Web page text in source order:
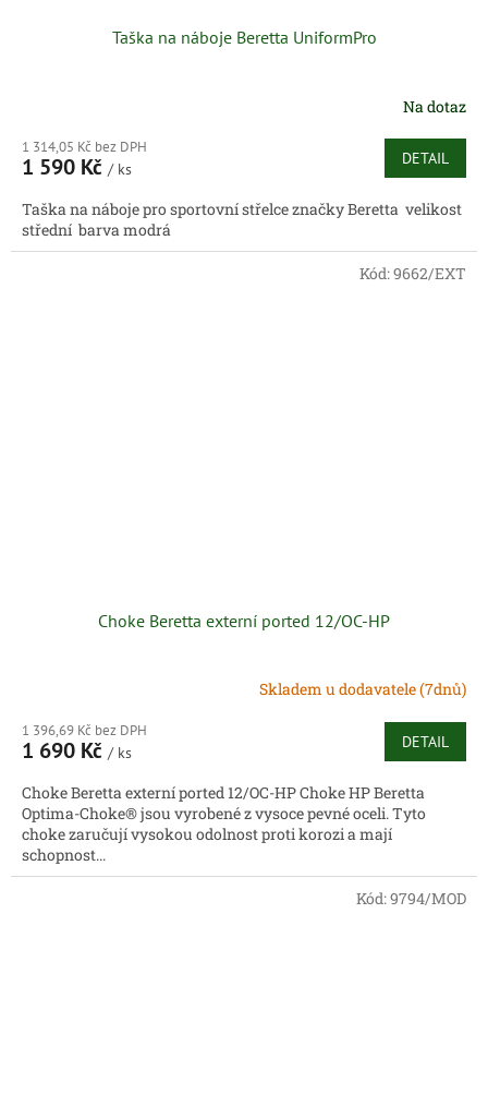
Taška na náboje Beretta UniformPro
Na dotaz
1 314,05 Kč bez DPH
1 590 Kč / ks
DETAIL
Taška na náboje pro sportovní střelce značky Beretta velikost
střední barva modrá
Choke Beretta externí ported 12/OC-HP
Skladem u dodavatele (7dnů)
1 396,69 Kč bez DPH
1 690 Kč / ks
DETAIL
Choke Beretta externí ported 12/OC-HP Choke HP Beretta
Optima-Choke® jsou vyrobené z vysoce pevné oceli. Tyto
choke zaručují vysokou odolnost proti korozi a mají
schopnost...
Kód:9662/EXT
Kód:9794/MOD